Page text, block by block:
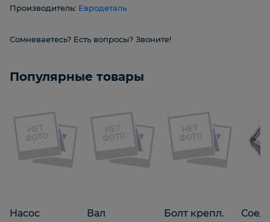
Производитель: Евродеталь
Сомневаетесь? Есть вопросы? Звоните!
Популярные товары
Насос Вал Болт крепл.